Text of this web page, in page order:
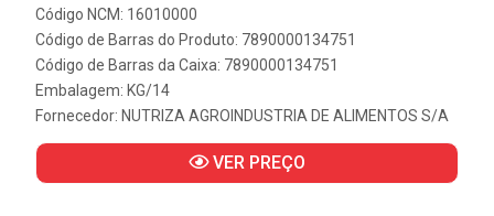
Código NCM: 16010000
Código de Barras do Produto: 7890000134751
Código de Barras da Caixa: 7890000134751
Embalagem: KG/14
Fornecedor: NUTRIZA AGROINDUSTRIA DE ALIMENTOS S/A
VER PREÇO